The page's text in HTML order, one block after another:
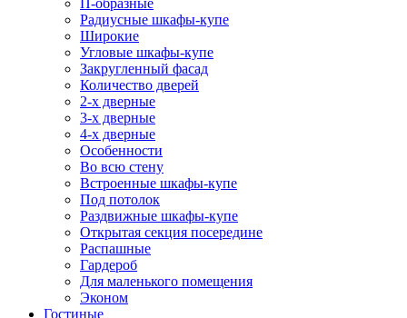
П-образные
Радиусные шкафы-купе
Широкие
Угловые шкафы-купе
Закругленный фасад
Количество дверей
2-х дверные
3-х дверные
4-х дверные
Особенности
Во всю стену
Встроенные шкафы-купе
Под потолок
Раздвижные шкафы-купе
Открытая секция посередине
Распашные
Гардероб
Для маленького помещения
Эконом
Гостиные